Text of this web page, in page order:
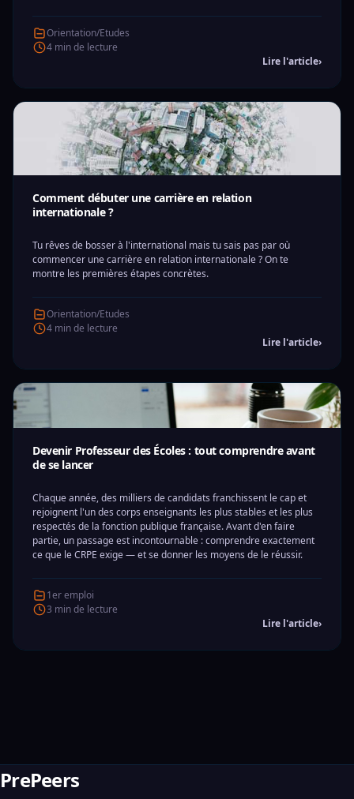
Orientation/Etudes
4 min de lecture
Lire l'article›
Comment débuter une carrière en relation
internationale ?
Tu rêves de bosser à l'international mais tu sais pas par où
commencer une carrière en relation internationale ? On te
montre les premières étapes concrètes.
Orientation/Etudes
4 min de lecture
Lire l'article›
Devenir Professeur des Écoles : tout comprendre avant
de se lancer
Chaque année, des milliers de candidats franchissent le cap et
rejoignent l'un des corps enseignants les plus stables et les plus
respectés de la fonction publique française. Avant d'en faire
partie, un passage est incontournable : comprendre exactement
ce que le CRPE exige — et se donner les moyens de le réussir.
1er emploi
3 min de lecture
Lire l'article›
PrePeers